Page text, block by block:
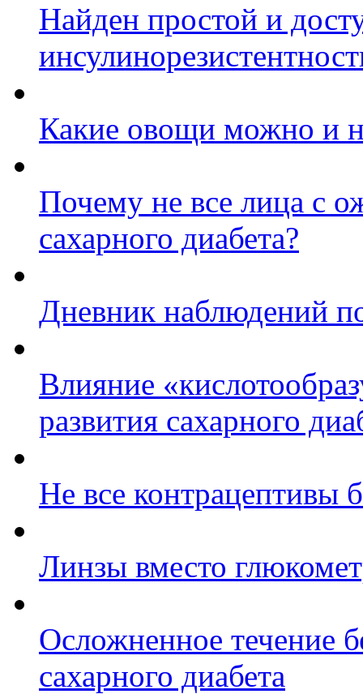
Найден простой и
Какие овощи можно и
Почему не все лица с
сахарного диабета?
Дневник наблюдений
Влияние
развития сахарного
Не все контрацептивы
Линзы вместо
Осложненное течение
сахарного диабета